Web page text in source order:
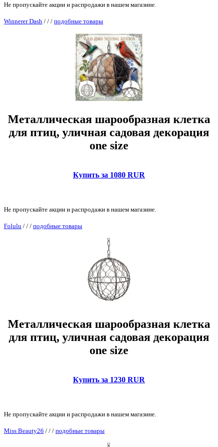
Не пропускайте акции и распродажи в нашем магазине.
Winnerer Dash / / / подобные товары
Металлическая шарообразная клетка
для птиц, уличная садовая декорация
one size
Купить за 1080 RUR
Не пропускайте акции и распродажи в нашем магазине.
Folulu / / / подобные товары
Металлическая шарообразная клетка
для птиц, уличная садовая декорация
one size
Купить за 1230 RUR
Не пропускайте акции и распродажи в нашем магазине.
Miss Beauty26 / / / подобные товары